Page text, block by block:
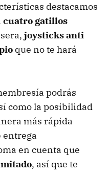
destacamos
cuatro gatillos
joysticks anti
que no te hará
podrás
como la posibilidad
más rápida
entrega
en cuenta que
, así que te